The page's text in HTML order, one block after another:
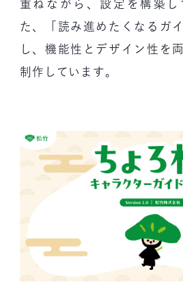
重ねながら、設定を構築し
た、「読み進めたくなるガ
し、機能性とデザイン性を
制作しています。